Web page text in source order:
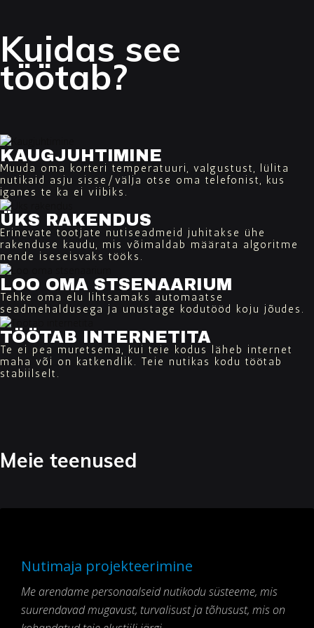
Kuidas see
töötab?
KAUGJUHTIMINE
Muuda oma korteri temperatuuri, valgustust, lülita
nutikaid asju sisse/välja otse oma telefonist, kus
iganes te ka ei viibiks.
ÜKS RAKENDUS
Erinevate tootjate nutiseadmeid juhitakse ühe
rakenduse kaudu, mis võimaldab määrata algoritme
nende iseseisvaks tööks.
LOO OMA STSENAARIUM
Tehke oma elu lihtsamaks automaatse
seadmehaldusega ja unustage kodutööd koju jõudes.
TÖÖTAB INTERNETITA
Te ei pea muretsema, kui teie kodus läheb internet
maha või on katkendlik. Teie nutikas kodu töötab
stabiilselt.
Meie teenused
Nutimaja projekteerimine
Me arendame personaalseid nutikodu süsteeme, mis
suurendavad mugavust, turvalisust ja tõhusust, mis on